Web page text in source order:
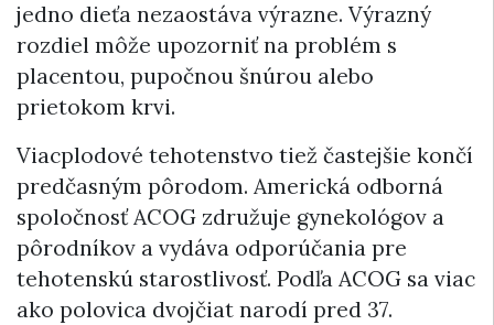
jedno dieťa nezaostáva výrazne. Výrazný
rozdiel môže upozorniť na problém s
placentou, pupočnou šnúrou alebo
prietokom krvi.
Viacplodové tehotenstvo tiež častejšie končí
predčasným pôrodom. Americká odborná
spoločnosť ACOG združuje gynekológov a
pôrodníkov a vydáva odporúčania pre
tehotenskú starostlivosť. Podľa ACOG sa viac
ako polovica dvojčiat narodí pred 37.